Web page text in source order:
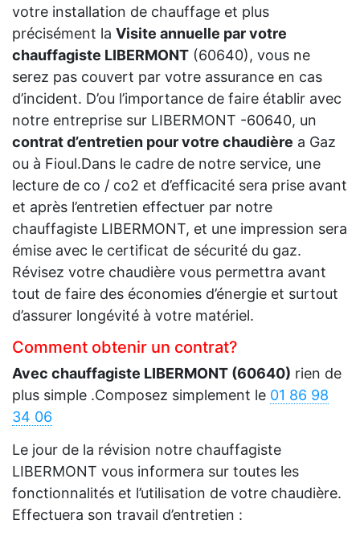
votre installation de chauffage et plus
précisément la Visite annuelle par votre
chauffagiste LIBERMONT (60640), vous ne
serez pas couvert par votre assurance en cas
d’incident. D’ou l’importance de faire établir avec
notre entreprise sur LIBERMONT -60640, un
contrat d’entretien pour votre chaudière a Gaz
ou à Fioul.Dans le cadre de notre service, une
lecture de co / co2 et d’efficacité sera prise avant
et après l’entretien effectuer par notre
chauffagiste LIBERMONT, et une impression sera
émise avec le certificat de sécurité du gaz.
Révisez votre chaudière vous permettra avant
tout de faire des économies d’énergie et surtout
d’assurer longévité à votre matériel.
Comment obtenir un contrat?
Avec chauffagiste LIBERMONT (60640) rien de
plus simple .Composez simplement le 01 86 98
34 06
Le jour de la révision notre chauffagiste
LIBERMONT vous informera sur toutes les
fonctionnalités et l’utilisation de votre chaudière.
Effectuera son travail d’entretien :